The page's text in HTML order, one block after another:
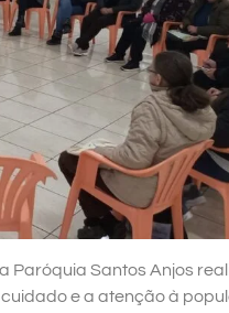
Paróquia Santos Anjos
e a atenção à